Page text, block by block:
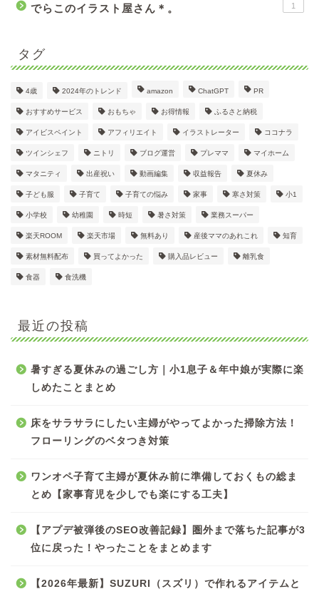
でらこのイラスト屋さん＊。 1
タグ
4歳 2024年のトレンド amazon ChatGPT PR
おすすめサービス おもちゃ お得情報 ふるさと納税
アイビスペイント アフィリエイト イラストレーター ココナラ
ツインシェフ ニトリ ブログ運営 プレママ マイホーム
マタニティ 出産祝い 動画編集 収益報告 夏休み
子ども服 子育て 子育ての悩み 家事 寒さ対策 小1
小学校 幼稚園 時短 暑さ対策 業務スーパー
楽天ROOM 楽天市場 無料あり 産後ママのあれこれ 知育
素材無料配布 買ってよかった 購入品レビュー 離乳食
食器 食洗機
最近の投稿
暑すぎる夏休みの過ごし方｜小1息子＆年中娘が実際に楽
しめたことまとめ
床をサラサラにしたい主婦がやってよかった掃除方法！
フローリングのベタつき対策
ワンオペ子育て主婦が夏休み前に準備しておくもの総ま
とめ【家事育児を少しでも楽にする工夫】
【アプデ被弾後のSEO改善記録】圏外まで落ちた記事が3
位に戻った！やったことをまとめます
【2026年最新】SUZURI（スズリ）で作れるアイテムと